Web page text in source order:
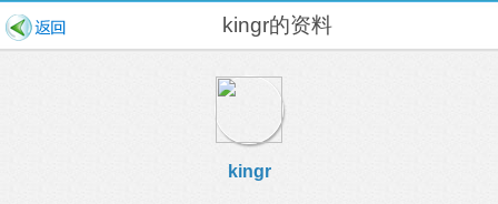
kingr的资料
kingr